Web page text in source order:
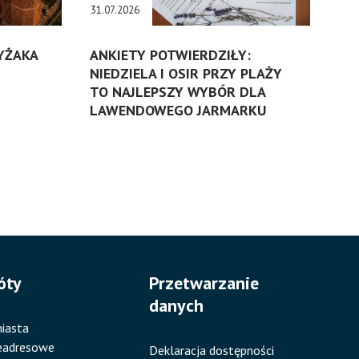
31.07.2026
ANKIETY POTWIERDZIŁY:
NIEDZIELA I OSIR PRZY PLAŻY
TO NAJLEPSZY WYBÓR DLA
LAWENDOWEGO JARMARKU
Przetwarzanie
danych
Deklaracja dostępności